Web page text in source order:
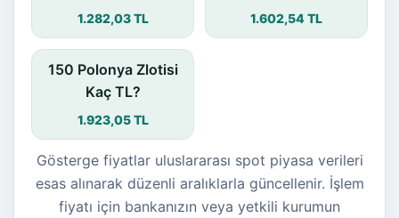
1.282,03 TL 1.602,54 TL
150 Polonya Zlotisi
Kaç TL?
1.923,05 TL
Gösterge fiyatlar uluslararası spot piyasa verileri
esas alınarak düzenli aralıklarla güncellenir. İşlem
fiyatı için bankanızın veya yetkili kurumun